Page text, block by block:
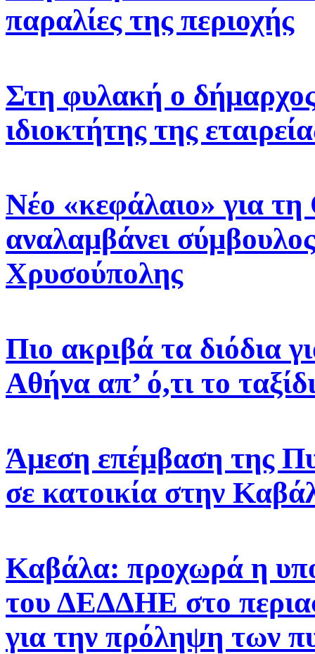
παραλίες της περιοχής
Στη φυλακή ο
ιδιοκτήτης της
Νέο «κεφάλαιο» για
αναλαμβάνει
Χρυσούπολης
Πιο ακριβά τα διόδια
Αθήνα απ’ ό,τι το
Άμεση επέμβαση της
σε κατοικία στην
Καβάλα: προχωρά η
του ΔΕΔΔΗΕ στο
για την πρόληψη των